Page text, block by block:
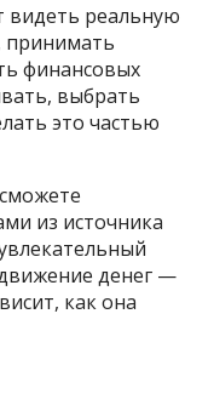
видеть реальную
принимать
финансовых
выбрать
это частью
из источника
денег —
как она